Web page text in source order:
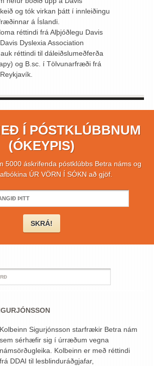
og tók virkan þátt í innleiðingu
á Íslandi.
réttindi frá Alþjóðlegu Davis
Dyslexia Association
réttindi til dáleiðslumeðferða
og B.sc. í Tölvunarfræði frá
Í PÓSTKLÚBBNUM
(ÓKEYPIS)
5000 áskrifenda póstklúbbs Betra náms og
ÚR VÖRN Í SÓKN að gjöf.
Kolbeinn Sigurjónsson starfrækir Betra nám
sem sérhæfir sig í úrræðum vegna
námsörðugleika. Kolbeinn er með réttindi
frá DDAI til lesblinduráðgjafar,